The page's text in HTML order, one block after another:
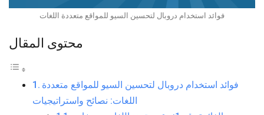
فوائد استخدام دروبال لتحسين السيو للمواقع متعددة اللغات
محتوى المقال
فوائد استخدام دروبال لتحسين السيو للمواقع متعددة
اللغات: نصائح واستراتيجيات